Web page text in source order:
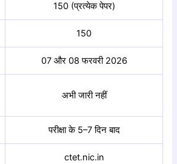
150 (प्रत्येक पेपर)
150
07 और 08 फरवरी 2026
अभी जारी नहीं
परीक्षा के 5–7 दिन बाद
ctet.nic.in